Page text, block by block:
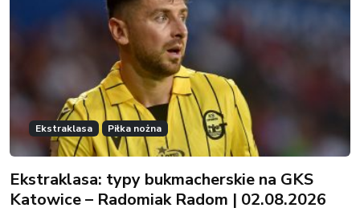
Ekstraklasa Piłka nożna
Ekstraklasa: typy bukmacherskie na GKS
Katowice – Radomiak Radom | 02.08.2026